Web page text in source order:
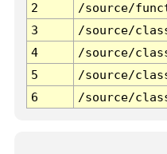
2
/source/
3
/source/
4
/source/
5
/source/
6
/source/